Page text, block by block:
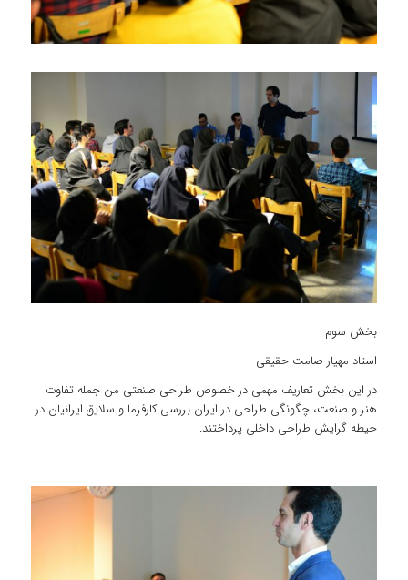
بخش سوم
استاد مهیار صامت حقیقی
در این بخش تعاریف مهمی در خصوص طراحی صنعتی من جمله تفاوت
هنر و صنعت، چگونگی طراحی در ایران بررسی کارفرما و سلایق ایرانیان در
حیطه گرایش طراحی داخلی پرداختند.